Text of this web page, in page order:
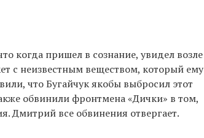
когда пришел в сознание, увидел возле
с неизвестным веществом, который ему
что Бугайчук якобы выбросил этот
обвинили фронтмена «Дички» в том,
Дмитрий все обвинения отвергает.